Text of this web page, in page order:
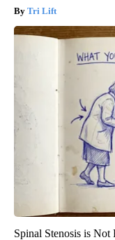
Tri Lift
Spinal Stenosis is